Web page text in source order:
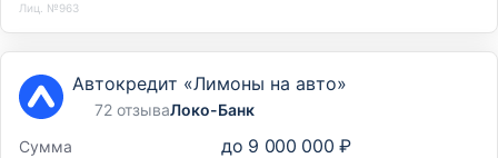
Лиц. №963
Автокредит «Лимоны на авто»
72 отзываЛоко-Банк
Сумма
до 9 000 000 ₽